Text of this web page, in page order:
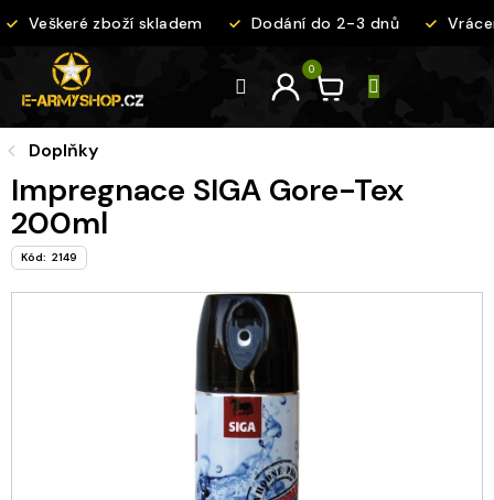
na
Veškeré zboží skladem Dodání do 2-3 dnů
Doplňky
Impregnace SIGA Gore-Tex
200ml
Kód: 2149